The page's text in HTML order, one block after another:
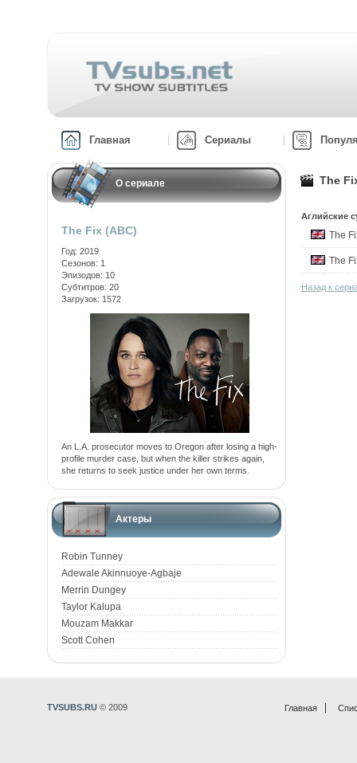
Главная Сериалы
О сериале
The Fix (ABC)
Год: 2019
Сезонов: 1
Эпизодов: 10
Субтитров: 20
Загрузок: 1572
An L.A. prosecutor moves to Oregon after losing a high-
profile murder case, but when the killer strikes again,
she returns to seek justice under her own terms.
Актеры
Robin Tunney
Adewale Akinnuoye-Agbaje
Merrin Dungey
Taylor Kalupa
Mouzam Makkar
Scott Cohen
The
Аглийские
The
The
Назад к
Главная
TVSUBS.RU © 2009